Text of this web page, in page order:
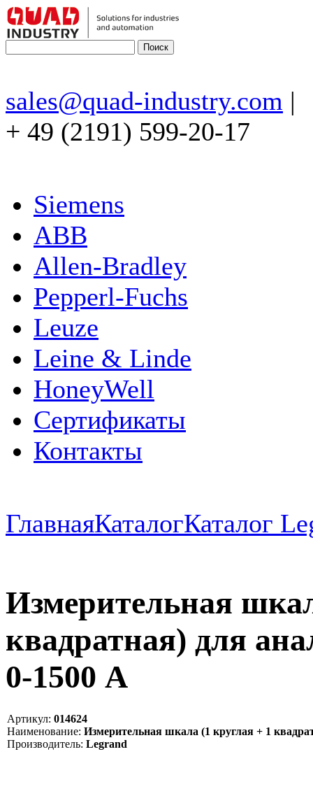
sales@quad-industry.com |
+ 49 (2191) 599-20-17
Siemens
ABB
Allen-Bradley
Pepperl-Fuchs
Leuze
Leine & Linde
HoneyWell
Сертификаты
Контакты
ГлавнаяКаталогКаталог
Измерительная
квадратная) для
0-1500 A
Артикул: 014624
Наименование: Измерительная шкала (1 круглая + 1
Производитель: Legrand